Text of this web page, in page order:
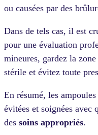
ou causées par des
Dans de tels cas, il est
pour une évaluation
mineures, gardez la
stérile et évitez toute
En résumé, les
évitées et soignées avec
des soins appropriés.